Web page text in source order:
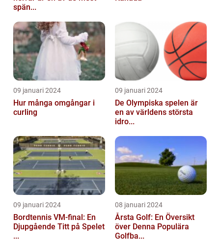
spän...
09 januari 2024
Hur många omgångar i
curling
09 januari 2024
De Olympiska spelen är
en av världens största
idro...
09 januari 2024
Bordtennis VM-final: En
Djupgående Titt på Spelet
...
08 januari 2024
Årsta Golf: En Översikt
över Denna Populära
Golfba...